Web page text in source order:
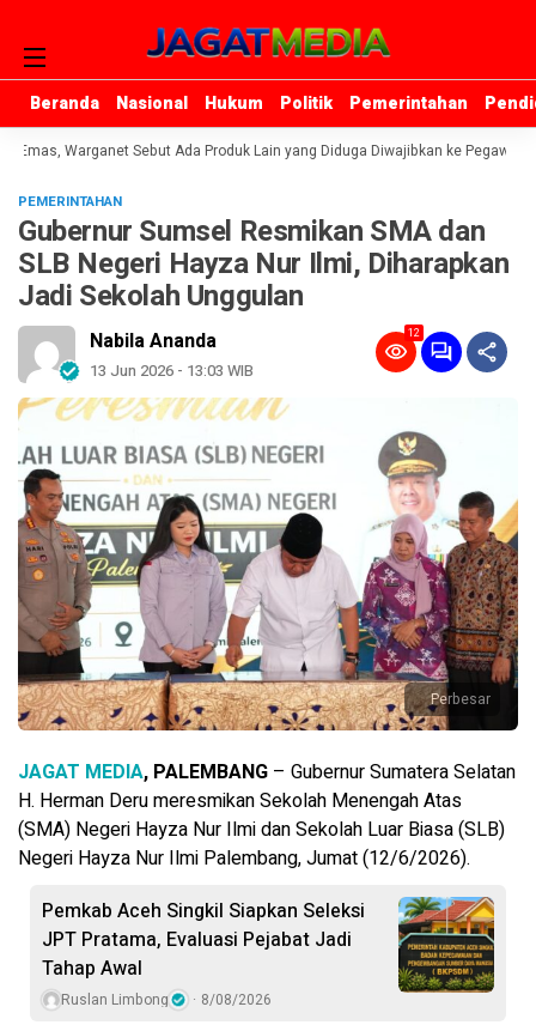
Beranda Nasional Hukum Politik Pemerintahan
Beranda Nasional Hukum Politik Pemerintahan
Warganet Sebut Ada Produk Lain yang Diduga Diwajibkan ke Pegawai
PEMERINTAHAN
Gubernur Sumsel Resmikan SMA dan
SLB Negeri Hayza Nur Ilmi, Diharapkan
Jadi Sekolah Unggulan
Nabila Ananda
13 Jun 2026 - 13:03 WIB
12
Perbesar
JAGAT MEDIA, PALEMBANG – Gubernur Sumatera Selatan
H. Herman Deru meresmikan Sekolah Menengah Atas
(SMA) Negeri Hayza Nur Ilmi dan Sekolah Luar Biasa (SLB)
Negeri Hayza Nur Ilmi Palembang, Jumat (12/6/2026).
Pemkab Aceh Singkil Siapkan Seleksi
JPT Pratama, Evaluasi Pejabat Jadi
Tahap Awal
Ruslan Limbong 8/08/2026